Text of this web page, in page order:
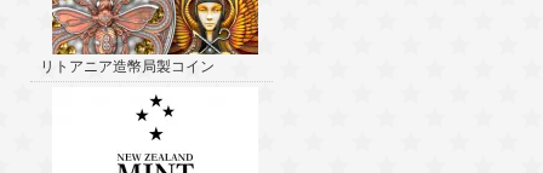
リトアニア造幣局製コイン